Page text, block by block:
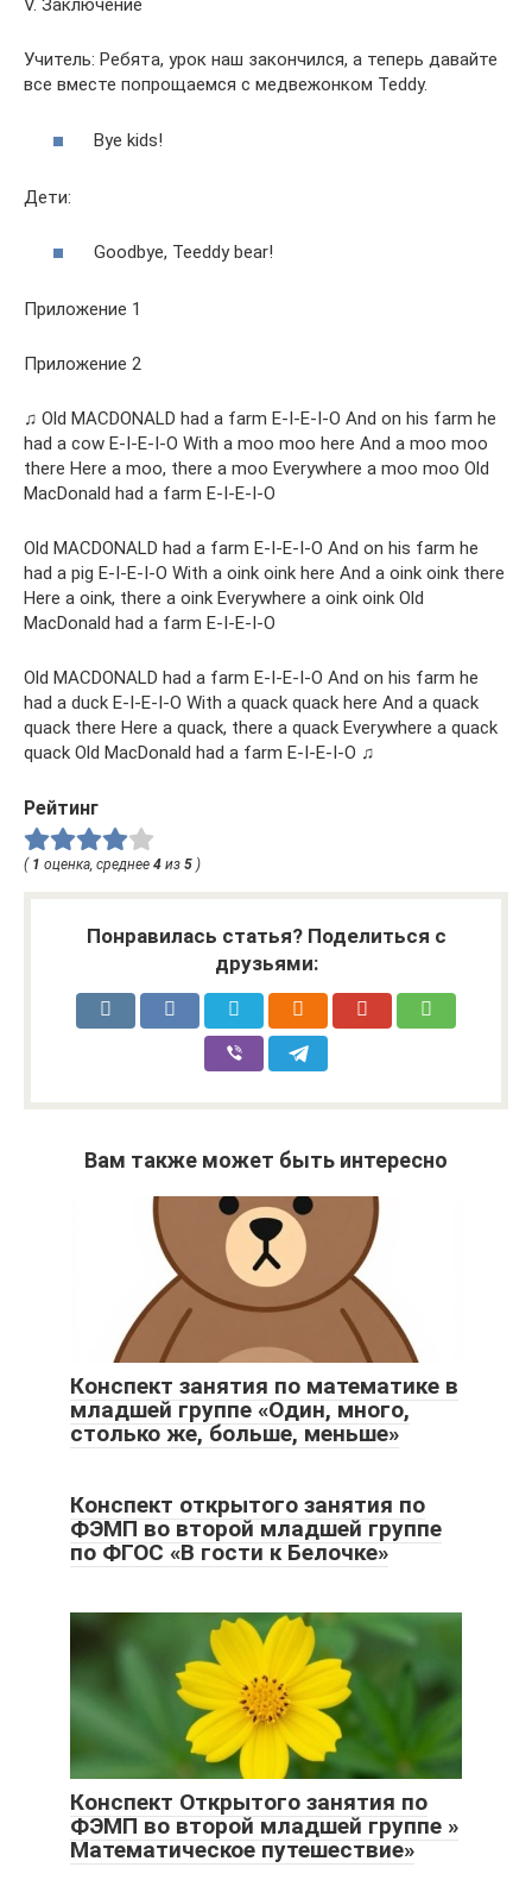
V. Заключение
Учитель: Ребята, урок наш закончился, а теперь давайте
все вместе попрощаемся с медвежонком Teddy.
Bye kids!
Дети:
Goodbye, Teeddy bear!
Приложение 1
Приложение 2
♫ Old MACDONALD had a farm E-I-E-I-O And on his farm he
had a cow E-I-E-I-O With a moo moo here And a moo moo
there Here a moo, there a moo Everywhere a moo moo Old
MacDonald had a farm E-I-E-I-O
Old MACDONALD had a farm E-I-E-I-O And on his farm he
had a pig E-I-E-I-O With a oink oink here And a oink oink there
Here a oink, there a oink Everywhere a oink oink Old
MacDonald had a farm E-I-E-I-O
Old MACDONALD had a farm E-I-E-I-O And on his farm he
had a duck E-I-E-I-O With a quack quack here And a quack
quack there Here a quack, there a quack Everywhere a quack
quack Old MacDonald had a farm E-I-E-I-O ♫
Рейтинг
( 1 оценка, среднее 4 из 5 )
Понравилась статья? Поделиться с
друзьями:
Вам также может быть интересно
Конспект занятия по математике в
младшей группе «Один, много,
столько же, больше, меньше»
Конспект открытого занятия по
ФЭМП во второй младшей группе
по ФГОС «В гости к Белочке»
Конспект Открытого занятия по
ФЭМП во второй младшей группе »
Математическое путешествие»